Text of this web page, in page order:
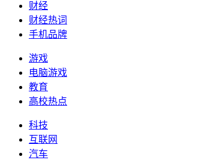
财经
财经热词
手机品牌
游戏
电脑游戏
教育
高校热点
科技
互联网
汽车